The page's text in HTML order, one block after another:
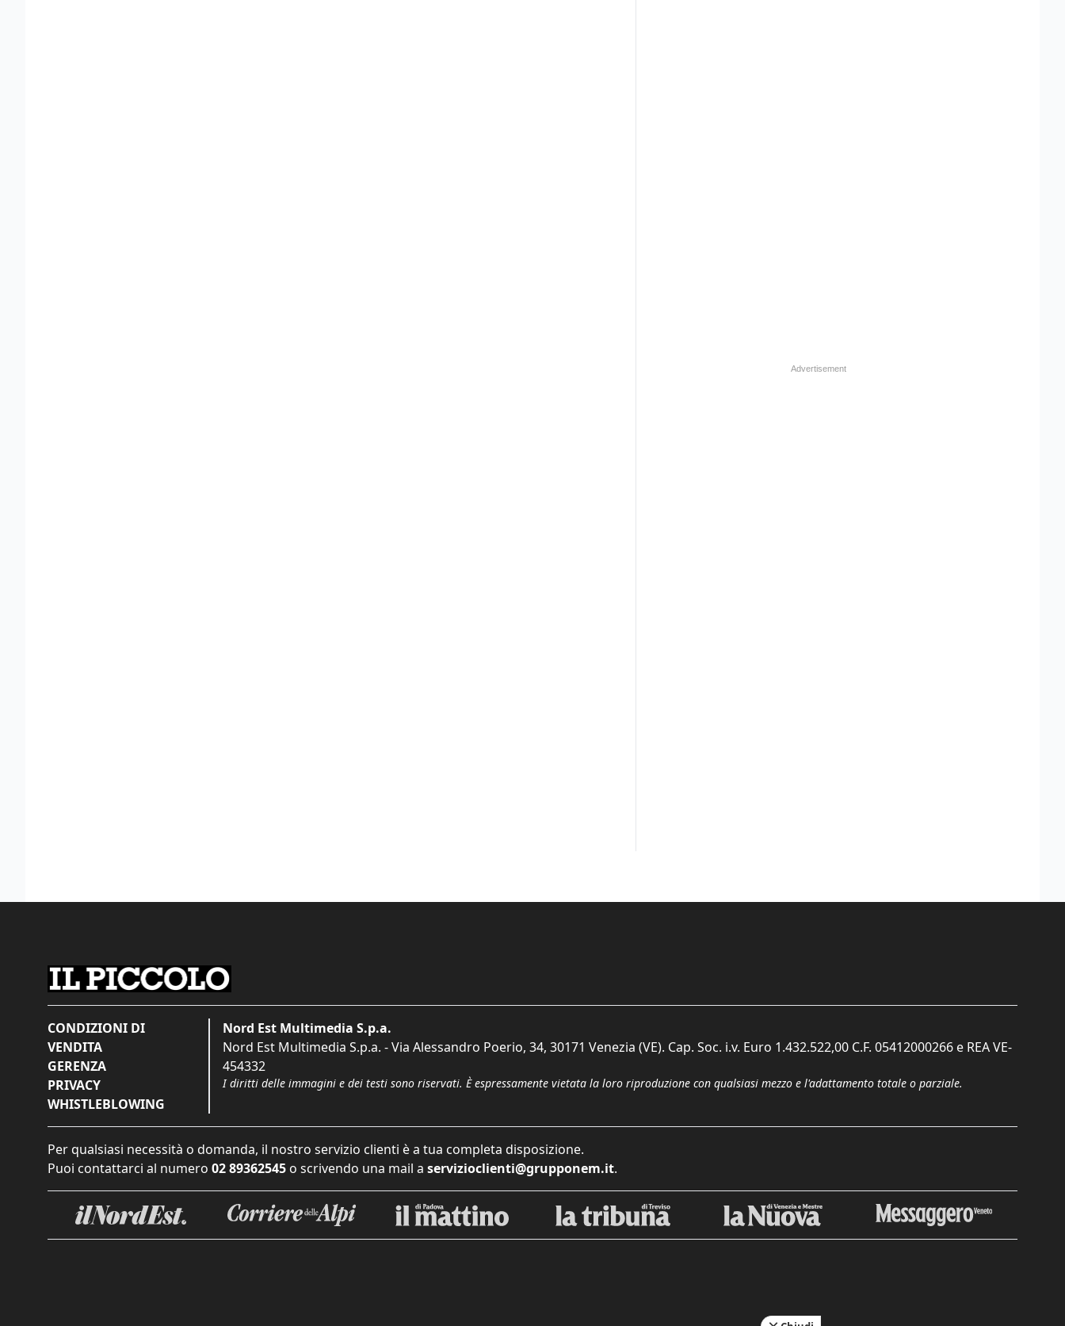
CONDIZIONI DI
VENDITA
GERENZA
PRIVACY
WHISTLEBLOWING
Nord Est Multimedia S.p.a.
Nord Est Multimedia S.p.a. - Via Alessandro Poerio, 34, 30171 Venezia (VE). Cap. Soc. i.v. Euro 1.432.522,00 C.F. 05412000266 e REA VE-
454332
I diritti delle immagini e dei testi sono riservati. È espressamente vietata la loro riproduzione con qualsiasi mezzo e l'adattamento totale o parziale.
Per qualsiasi necessità o domanda, il nostro servizio clienti è a tua completa disposizione.
Puoi contattarci al numero 02 89362545 o scrivendo una mail a servizioclienti@grupponem.it.